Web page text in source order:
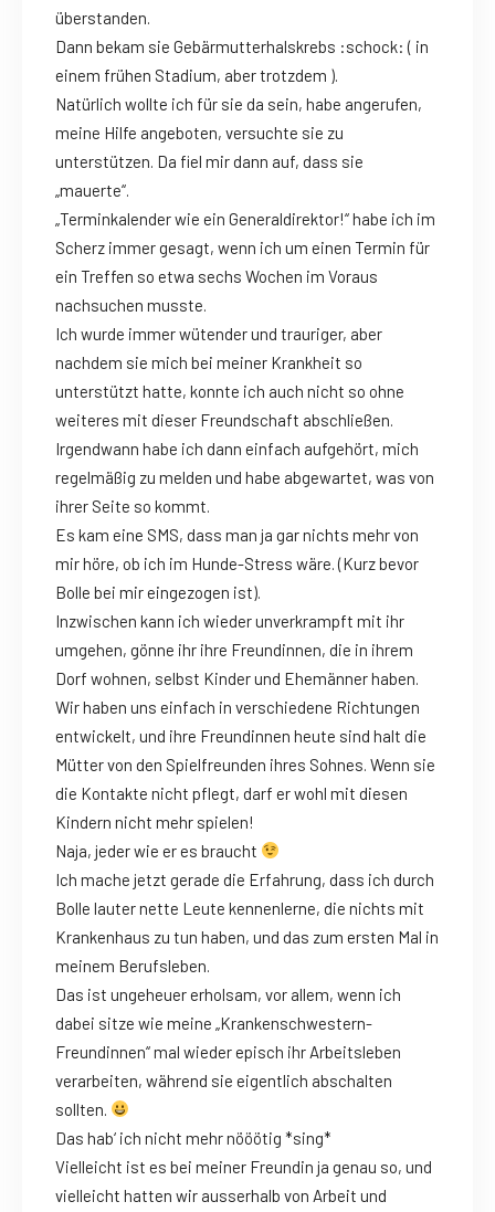
überstanden.
Dann bekam sie Gebärmutterhalskrebs :schock: ( in
einem frühen Stadium, aber trotzdem ).
Natürlich wollte ich für sie da sein, habe angerufen,
meine Hilfe angeboten, versuchte sie zu
unterstützen. Da fiel mir dann auf, dass sie
„mauerte“.
„Terminkalender wie ein Generaldirektor!“ habe ich im
Scherz immer gesagt, wenn ich um einen Termin für
ein Treffen so etwa sechs Wochen im Voraus
nachsuchen musste.
Ich wurde immer wütender und trauriger, aber
nachdem sie mich bei meiner Krankheit so
unterstützt hatte, konnte ich auch nicht so ohne
weiteres mit dieser Freundschaft abschließen.
Irgendwann habe ich dann einfach aufgehört, mich
regelmäßig zu melden und habe abgewartet, was von
ihrer Seite so kommt.
Es kam eine SMS, dass man ja gar nichts mehr von
mir höre, ob ich im Hunde-Stress wäre. (Kurz bevor
Bolle bei mir eingezogen ist).
Inzwischen kann ich wieder unverkrampft mit ihr
umgehen, gönne ihr ihre Freundinnen, die in ihrem
Dorf wohnen, selbst Kinder und Ehemänner haben.
Wir haben uns einfach in verschiedene Richtungen
entwickelt, und ihre Freundinnen heute sind halt die
Mütter von den Spielfreunden ihres Sohnes. Wenn sie
die Kontakte nicht pflegt, darf er wohl mit diesen
Kindern nicht mehr spielen!
Naja, jeder wie er es braucht
Ich mache jetzt gerade die Erfahrung, dass ich durch
Bolle lauter nette Leute kennenlerne, die nichts mit
Krankenhaus zu tun haben, und das zum ersten Mal in
meinem Berufsleben.
Das ist ungeheuer erholsam, vor allem, wenn ich
dabei sitze wie meine „Krankenschwestern-
Freundinnen“ mal wieder episch ihr Arbeitsleben
verarbeiten, während sie eigentlich abschalten
sollten.
Das hab‘ ich nicht mehr nööötig *sing*
Vielleicht ist es bei meiner Freundin ja genau so, und
vielleicht hatten wir ausserhalb von Arbeit und